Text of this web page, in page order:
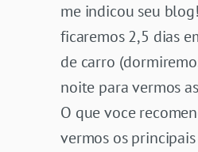
me indicou seu
ficaremos 2,5 dias
de carro
noite para vermos
O que voce
vermos os